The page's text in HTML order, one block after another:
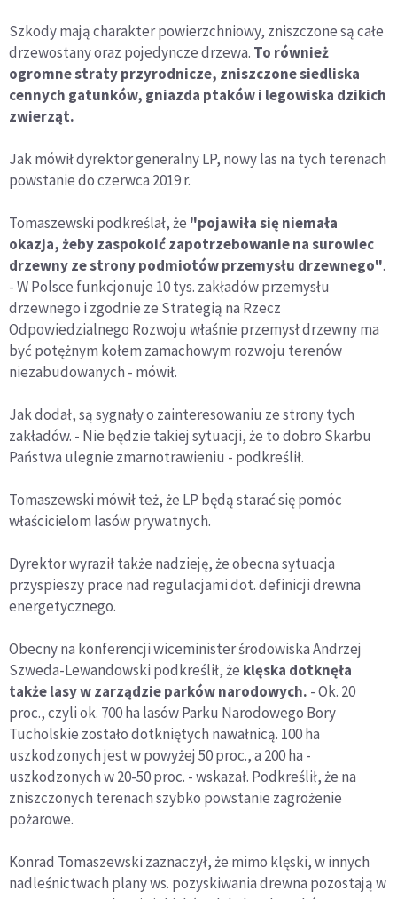
Szkody mają charakter powierzchniowy, zniszczone są całe
drzewostany oraz pojedyncze drzewa. To również
ogromne straty przyrodnicze, zniszczone siedliska
cennych gatunków, gniazda ptaków i legowiska dzikich
zwierząt.
Jak mówił dyrektor generalny LP, nowy las na tych terenach
powstanie do czerwca 2019 r.
Tomaszewski podkreślał, że "pojawiła się niemała
okazja, żeby zaspokoić zapotrzebowanie na surowiec
drzewny ze strony podmiotów przemysłu drzewnego".
- W Polsce funkcjonuje 10 tys. zakładów przemysłu
drzewnego i zgodnie ze Strategią na Rzecz
Odpowiedzialnego Rozwoju właśnie przemysł drzewny ma
być potężnym kołem zamachowym rozwoju terenów
niezabudowanych - mówił.
Jak dodał, są sygnały o zainteresowaniu ze strony tych
zakładów. - Nie będzie takiej sytuacji, że to dobro Skarbu
Państwa ulegnie zmarnotrawieniu - podkreślił.
Tomaszewski mówił też, że LP będą starać się pomóc
właścicielom lasów prywatnych.
Dyrektor wyraził także nadzieję, że obecna sytuacja
przyspieszy prace nad regulacjami dot. definicji drewna
energetycznego.
Obecny na konferencji wiceminister środowiska Andrzej
Szweda-Lewandowski podkreślił, że klęska dotknęła
także lasy w zarządzie parków narodowych. - Ok. 20
proc., czyli ok. 700 ha lasów Parku Narodowego Bory
Tucholskie zostało dotkniętych nawałnicą. 100 ha
uszkodzonych jest w powyżej 50 proc., a 200 ha -
uszkodzonych w 20-50 proc. - wskazał. Podkreślił, że na
zniszczonych terenach szybko powstanie zagrożenie
pożarowe.
Konrad Tomaszewski zaznaczył, że mimo klęski, w innych
nadleśnictwach plany ws. pozyskiwania drewna pozostają w